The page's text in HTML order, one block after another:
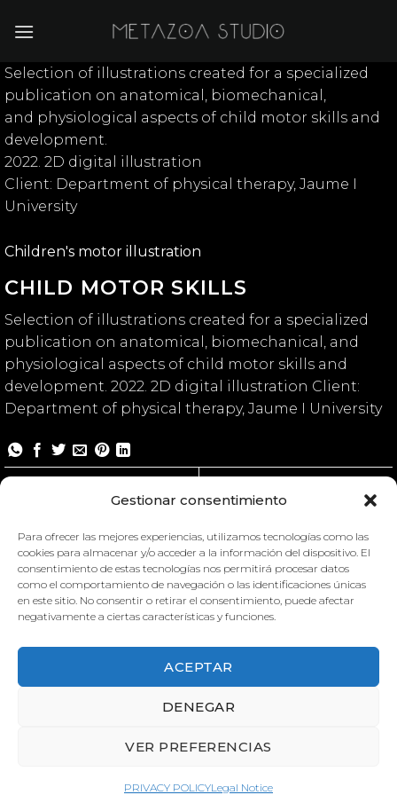
Gestionar consentimiento
Para ofrecer las mejores experiencias, utilizamos tecnologías como las
cookies para almacenar y/o acceder a la información del dispositivo. El
consentimiento de estas tecnologías nos permitirá procesar datos
como el comportamiento de navegación o las identificaciones únicas
en este sitio. No consentir o retirar el consentimiento, puede afectar
negativamente a ciertas características y funciones.
ACEPTAR
DENEGAR
VER PREFERENCIAS
PRIVACY POLICYLegal Notice
Children's motor illustration
CHILD MOTOR SKILLS
Selection of illustrations created for a specialized
publication on anatomical, biomechanical, and
physiological aspects of child motor skills and
development. 2022. 2D digital illustration Client:
Department of physical therapy, Jaume I University
Selection of illustrations created for a specialized
publication on anatomical, biomechanical,
and physiological aspects of child motor skills and
development.
2022. 2D digital illustration
Client: Department of physical therapy, Jaume I
University
Child motor skills
CHILD MOTOR SKILLS CHILD MOTOR SKILLS